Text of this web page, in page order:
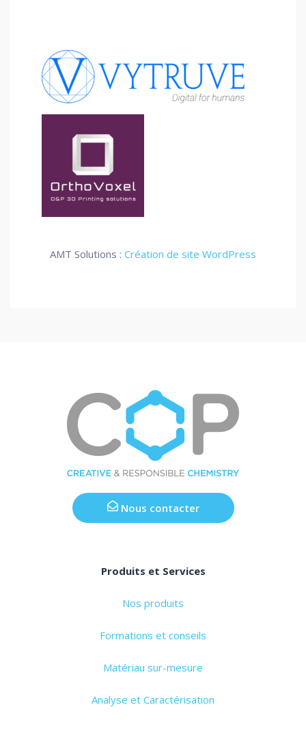
AMT Solutions : Création de site WordPress
Nous contacter
Produits et Services
Nos produits
Formations et conseils
Matériau sur-mesure
Analyse et Caractérisation